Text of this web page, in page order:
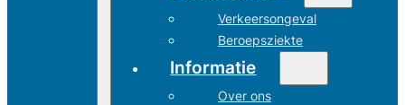
Verkeersongeval
Beroepsziekte
Informatie
Over ons